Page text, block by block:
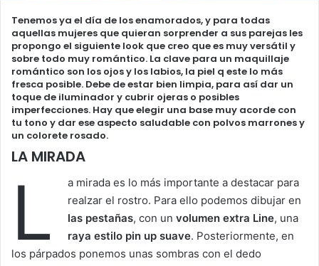
Tenemos ya el día de los enamorados, y para todas
aquellas mujeres que quieran sorprender a sus parejas les
propongo el siguiente look que creo que es muy versátil y
sobre todo muy romántico. La clave para un maquillaje
romántico son los ojos y los labios, la piel q este lo más
fresca posible. Debe de estar bien limpia, para así dar un
toque de iluminador y cubrir ojeras o posibles
imperfecciones. Hay que elegir una base muy acorde con
tu tono y dar ese aspecto saludable con polvos marrones y
un colorete rosado.
LA MIRADA
L
a mirada es lo más importante a destacar para
realzar el rostro. Para ello podemos dibujar en
las pestañas, con un volumen extra Line, una
raya estilo pin up suave. Posteriormente, en
los párpados ponemos unas sombras con el dedo